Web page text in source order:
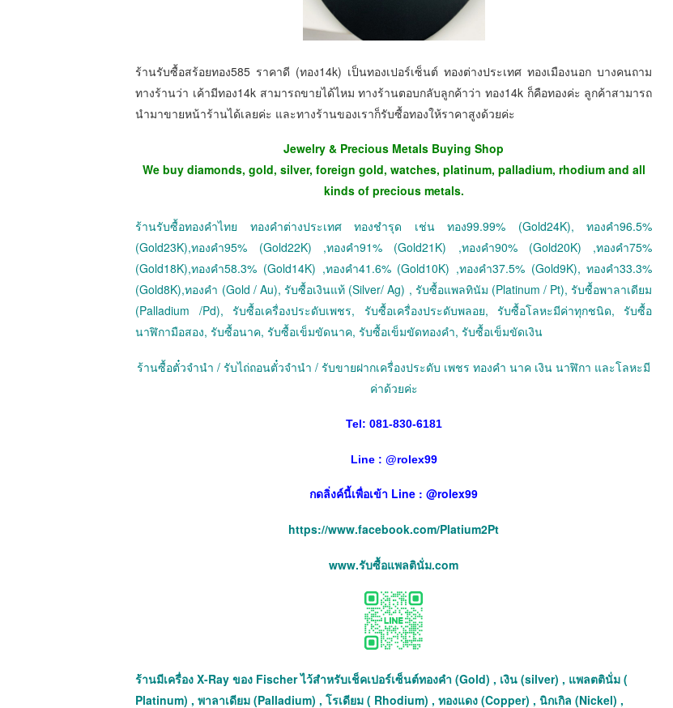
ร้านรับซื้อสร้อยทอง585 ราคาดี (ทอง14k) เป็นทองเปอร์เซ็นต์ ทองต่างประเทศ ทองเมืองนอก บางคนถาม
ทางร้านว่า เค้ามีทอง14k สามารถขายได้ไหม ทางร้านตอบกลับลูกค้าว่า ทอง14k ก็คือทองค่ะ ลูกค้าสามารถ
นำมาขายหน้าร้านได้เลยค่ะ และทางร้านของเราก็รับซื้อทองให้ราคาสูงด้วยค่ะ
Jewelry & Precious Metals Buying Shop
We buy diamonds, gold, silver, foreign gold, watches, platinum, palladium, rhodium and all
kinds of precious metals.
ร้านรับซื้อทองคำไทย ทองคำต่างประเทศ ทองชำรุด เช่น ทอง99.99% (Gold24K), ทองคำ96.5%
(Gold23K),ทองคำ95% (Gold22K) ,ทองคำ91% (Gold21K) ,ทองคำ90% (Gold20K) ,ทองคำ75%
(Gold18K),ทองคำ58.3% (Gold14K) ,ทองคำ41.6% (Gold10K) ,ทองคำ37.5% (Gold9K), ทองคำ33.3%
(Gold8K),ทองคำ (Gold / Au), รับซื้อเงินแท้ (Silver/ Ag) , รับซื้อแพลทินัม (Platinum / Pt), รับซื้อพาลาเดียม
(Palladium /Pd), รับซื้อเครื่องประดับเพชร, รับซื้อเครื่องประดับพลอย, รับซื้อโลหะมีค่าทุกชนิด, รับซื้อ
นาฬิกามือสอง, รับซื้อนาค, รับซื้อเข็มขัดนาค, รับซื้อเข็มขัดทองคำ, รับซื้อเข็มขัดเงิน
ร้านซื้อตั๋วจำนำ / รับไถ่ถอนตั๋วจำนำ / รับขายฝากเครื่องประดับ เพชร ทองคำ นาค เงิน นาฬิกา และโลหะมี
ค่าด้วยค่ะ
Tel: 081-830-6181
Line : @rolex99
กดลิ่งค์นี้เพื่อเข้า Line : @rolex99
https://www.facebook.com/Platium2Pt
www.รับซื้อแพลตินั่ม.com
ร้านมีเครื่อง X-Ray ของ Fischer ไว้สำหรับเช็คเปอร์เซ็นต์ทองคำ (Gold) , เงิน (silver) , แพลตตินั่ม (
Platinum) , พาลาเดียม (Palladium) , โรเดียม ( Rhodium) , ทองแดง (Copper) , นิกเกิล (Nickel) ,